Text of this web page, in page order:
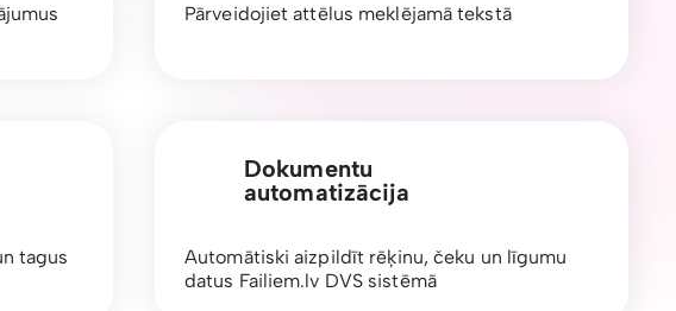
Pārveidojiet attēlus meklējamā tekstā
tagus
Dokumentu
automatizācija
Automātiski aizpildīt rēķinu, čeku un līgumu
datus Failiem.lv DVS sistēmā